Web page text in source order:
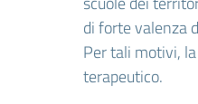
di forte valenza
Per tali motivi,
terapeutico.